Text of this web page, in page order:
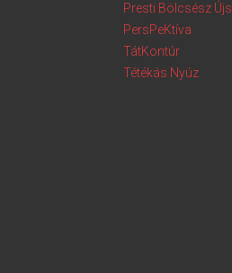
Presti Bölcsész
PersPeKtíva
TátKontúr
Tétékás Nyúz